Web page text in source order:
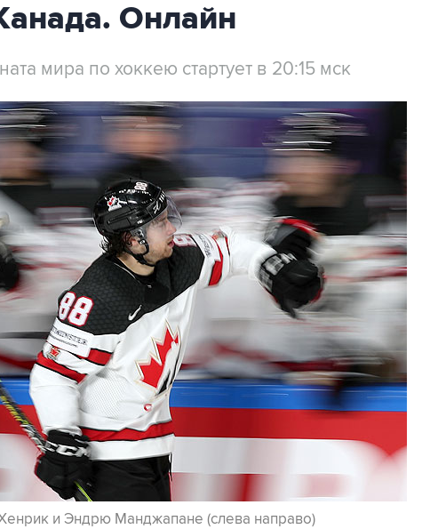
Онлайн
мира по хоккею стартует в 20:15 мск
и Эндрю Манджапане (слева направо)